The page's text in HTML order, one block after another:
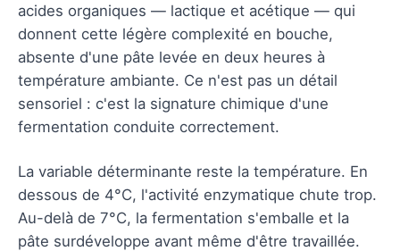
acides organiques — lactique et acétique — qui
donnent cette légère complexité en bouche,
absente d'une pâte levée en deux heures à
température ambiante. Ce n'est pas un détail
sensoriel : c'est la signature chimique d'une
fermentation conduite correctement.
La variable déterminante reste la température. En
dessous de 4°C, l'activité enzymatique chute trop.
Au-delà de 7°C, la fermentation s'emballe et la
pâte surdéveloppe avant même d'être travaillée.